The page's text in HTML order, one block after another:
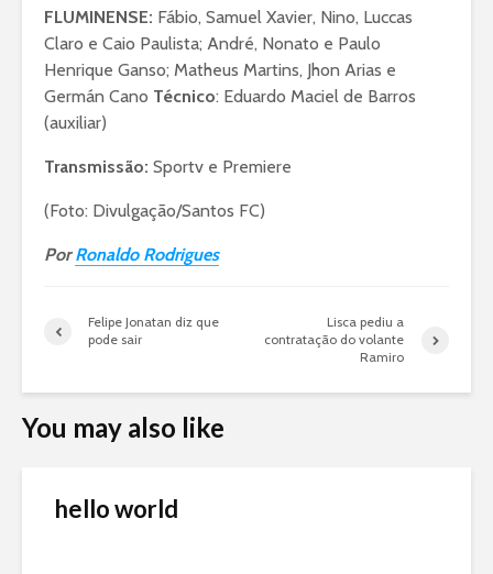
FLUMINENSE: Fábio, Samuel Xavier, Nino, Luccas
Claro e Caio Paulista; André, Nonato e Paulo
Henrique Ganso; Matheus Martins, Jhon Arias e
Germán Cano Técnico: Eduardo Maciel de Barros
(auxiliar)
Transmissão: Sportv e Premiere
(Foto: Divulgação/Santos FC)
PorRonaldo Rodrigues
Felipe Jonatan diz que
pode sair
Lisca pediu a
contratação do volante
Ramiro
You may also like
hello world